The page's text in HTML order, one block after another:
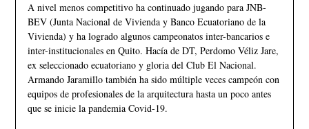
A nivel menos competitivo ha continuado jugando para JNB-
BEV (Junta Nacional de Vivienda y Banco Ecuatoriano de la
Vivienda) y ha logrado algunos campeonatos inter-bancarios e
inter-institucionales en Quito. Hacía de DT, Perdomo Véliz Jare,
ex seleccionado ecuatoriano y gloria del Club El Nacional.
Armando Jaramillo también ha sido múltiple veces campeón con
equipos de profesionales de la arquitectura hasta un poco antes
que se inicie la pandemia Covid-19.